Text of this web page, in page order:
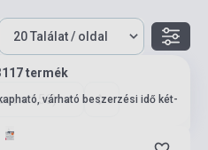
termék
156)várható beszerzési idő két-